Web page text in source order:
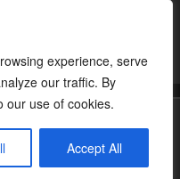
experience, serve
our traffic. By
our use of cookies.
Accept All
Derechos Reservados.